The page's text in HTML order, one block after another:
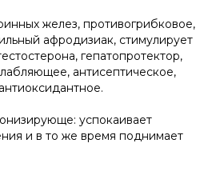
желез, противогрибковое,
афродизиак, стимулирует
гепатопротектор,
антисептическое,
успокаивает
и в то же время поднимает